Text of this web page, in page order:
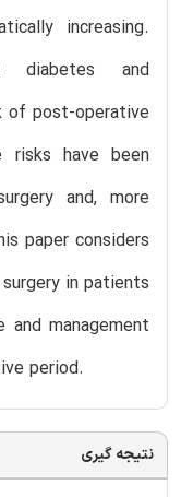
increasing.
diabetes and
of post-operative
risks have been
and, more
paper considers
in patients
management
period.
نتیجه گیری